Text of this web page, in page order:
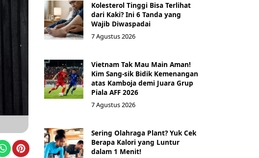
Kolesterol Tinggi Bisa Terlihat
dari Kaki? Ini 6 Tanda yang
Wajib Diwaspadai
7 Agustus 2026
Vietnam Tak Mau Main Aman!
Kim Sang-sik Bidik Kemenangan
atas Kamboja demi Juara Grup
Piala AFF 2026
7 Agustus 2026
Sering Olahraga Plant? Yuk Cek
Berapa Kalori yang Luntur
dalam 1 Menit!